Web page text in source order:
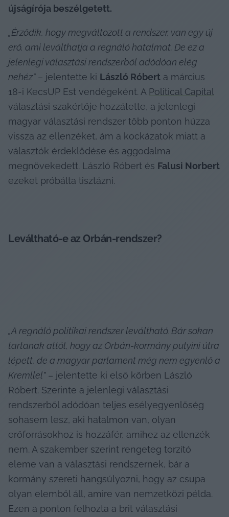
újságírója beszélgetett.
„Érződik, hogy megváltozott a rendszer, van egy új
erő, ami leválthatja a regnáló hatalmat. De ez a
jelenlegi választási rendszerből adódóan elég
nehéz” – jelentette ki László Róbert a március
18-i KecsUP Est vendégeként. A Political Capital
választási szakértője hozzátette, a jelenlegi
magyar választási rendszer több ponton húzza
vissza az ellenzéket, ám a kockázatok miatt a
választók érdeklődése és aggodalma
megnövekedett. László Róbert és Falusi Norbert
ezeket próbálta tisztázni.
Leváltható-e az Orbán-rendszer?
„A regnáló politikai rendszer leváltható. Bár sokan
tartanak attól, hogy az Orbán-kormány putyini útra
lépett, de a magyar parlament még nem egyenlő a
Kremllel” – jelentette ki első körben László
Róbert. Szerinte a jelenlegi választási
rendszerből adódóan teljes esélyegyenlőség
sohasem lesz, aki hatalmon van, olyan
erőforrásokhoz is hozzáfér, amihez az ellenzék
nem. A szakember szerint rengeteg torzító
eleme van a választási rendszernek, bár a
kormány szereti hangsúlyozni, hogy az csupa
olyan elemből áll, amire van nemzetközi példa.
Ezen a ponton felhozta a brit választási